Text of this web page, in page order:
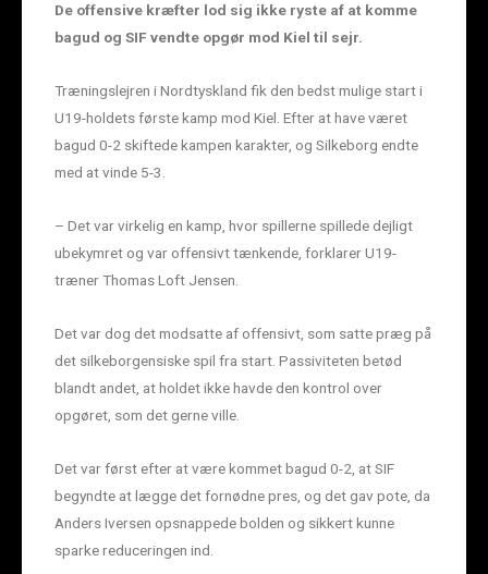
De offensive kræfter lod sig ikke ryste af at komme
bagud og SIF vendte opgør mod Kiel til sejr.
Træningslejren i Nordtyskland fik den bedst mulige start i
U19-holdets første kamp mod Kiel. Efter at have været
bagud 0-2 skiftede kampen karakter, og Silkeborg endte
med at vinde 5-3.
– Det var virkelig en kamp, hvor spillerne spillede dejligt
ubekymret og var offensivt tænkende, forklarer U19-
træner Thomas Loft Jensen.
Det var dog det modsatte af offensivt, som satte præg på
det silkeborgensiske spil fra start. Passiviteten betød
blandt andet, at holdet ikke havde den kontrol over
opgøret, som det gerne ville.
Det var først efter at være kommet bagud 0-2, at SIF
begyndte at lægge det fornødne pres, og det gav pote, da
Anders Iversen opsnappede bolden og sikkert kunne
sparke reduceringen ind.